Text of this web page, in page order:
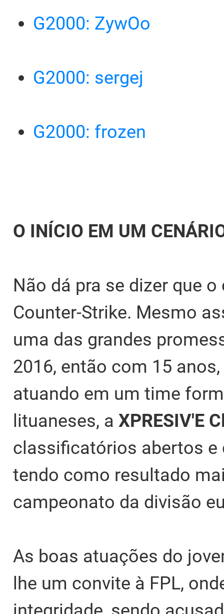
G2000: ZywOo
G2000: sergej
G2000: frozen
O INÍCIO EM UM
Não dá pra se dizer que
Counter-Strike. Mesmo
uma das grandes
2016, então com 15
atuando em um time
lituaneses, a XPRESIV'E
classificatórios abertos e
tendo como resultado
campeonato da divisão
As boas atuações do
lhe um convite à FPL,